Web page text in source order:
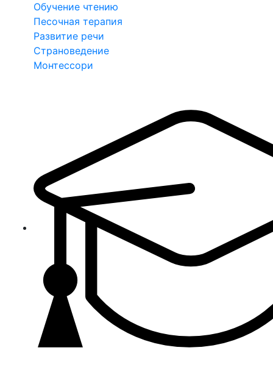
Обучение чтению
Песочная терапия
Развитие речи
Страноведение
Монтессори